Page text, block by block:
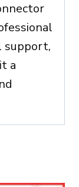
support,
a